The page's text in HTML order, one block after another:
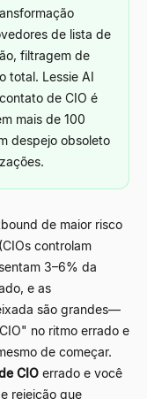
de lista de
filtragem de
total. Lessie AI
de CIO é
mais de 100
despejo obsoleto
de maior risco
controlam
3–6% da
e as
são grandes—
no ritmo errado e
de começar.
CIO errado e você
rejeição que